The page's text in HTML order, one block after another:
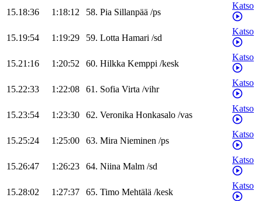
15.18:36 1:18:12 58. Pia Sillanpää /ps
Katso
15.19:54 1:19:29 59. Lotta Hamari /sd
Katso
15.21:16 1:20:52 60. Hilkka Kemppi /kesk
Katso
15.22:33 1:22:08 61. Sofia Virta /vihr
Katso
15.23:54 1:23:30 62. Veronika Honkasalo /vas
Katso
15.25:24 1:25:00 63. Mira Nieminen /ps
Katso
15.26:47 1:26:23 64. Niina Malm /sd
Katso
15.28:02 1:27:37 65. Timo Mehtälä /kesk
Katso